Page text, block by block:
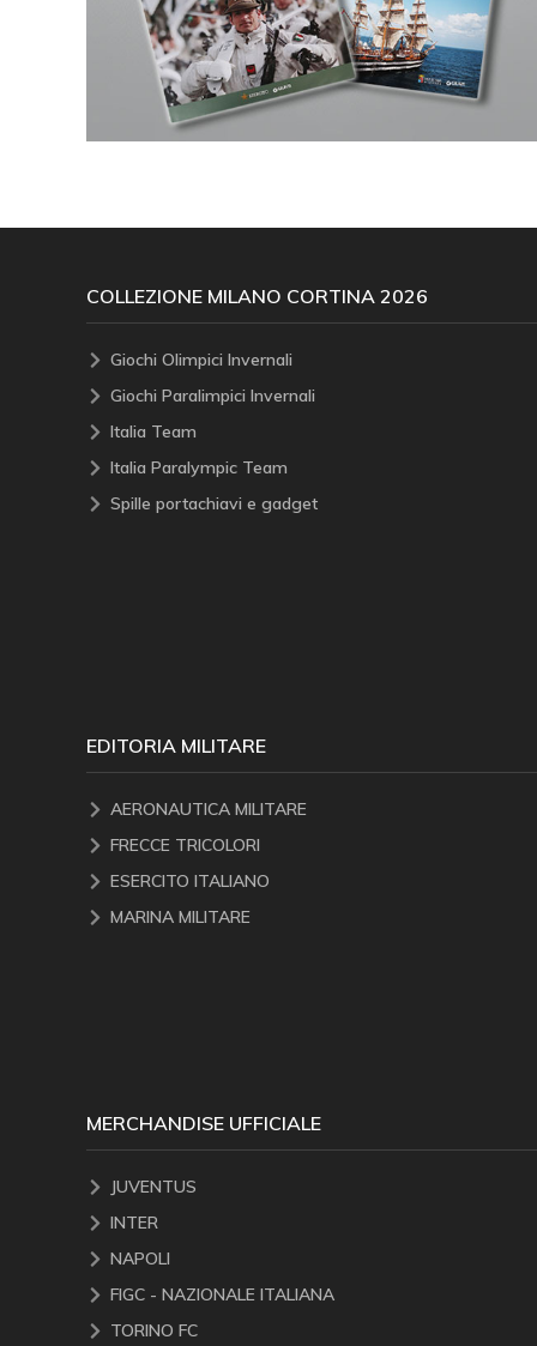
COLLEZIONE MILANO CORTINA 2026
Giochi Olimpici Invernali
Giochi Paralimpici Invernali
Italia Team
Italia Paralympic Team
Spille portachiavi e gadget
EDITORIA MILITARE
AERONAUTICA MILITARE
FRECCE TRICOLORI
ESERCITO ITALIANO
MARINA MILITARE
MERCHANDISE UFFICIALE
JUVENTUS
INTER
NAPOLI
FIGC - NAZIONALE ITALIANA
TORINO FC